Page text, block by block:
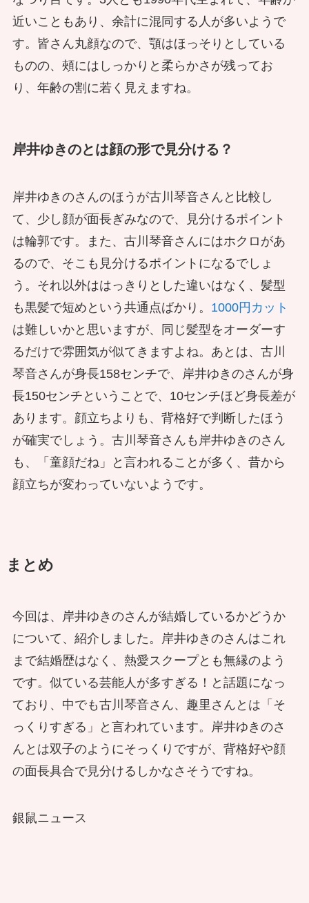
近いこともあり、余計に混同する人が多いようで
す。皆さん丸顔なので、顎はほっそりとしている
ものの、頰にはしっかりと柔らかさが残ってお
り、年齢の割に若く見えますね。
岸井ゆきのとは顔の形で見分ける？
岸井ゆきのさんのほうが古川琴音さんと比較し
て、少し顔が面長ぎみなので、見分けるポイント
は輪郭です。また、古川琴音さんにはホクロがあ
るので、そこも見分けるポイントになるでしょ
う。それ以外ははっきりとした違いはなく、髪型
も黒髪で短めという共通点ばかり。 1000円カット
は難しいかと思いますが、同じ髪型をオーダーす
るだけで雰囲気が似てきますよね。あとは、古川
琴音さんが身長158センチで、岸井ゆきのさんが身
長150センチということで、10センチほど身長差が
あります。顔立ちよりも、背格好で判断したほう
が確実でしょう。古川琴音さんも岸井ゆきのさん
も、「童顔だね」と言われることが多く、昔から
顔立ちが変わっていないようです。
まとめ
今回は、岸井ゆきのさんが結婚しているかどうか
について、紹介しました。岸井ゆきのさんはこれ
まで結婚歴はなく、熱愛スクープとも無縁のよう
です。似ている芸能人が多すぎる！と話題になっ
ており、中でも古川琴音さん、趣里さんとは「そ
っくりすぎる」と言われています。岸井ゆきのさ
んとは双子のようにそっくりですが、背格好や顔
の面長具合で見分けるしかなさそうですね。
銀鼠ニュース